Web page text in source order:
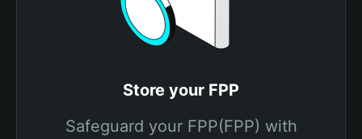
Store your FPP
Safeguard your FPP(FPP) with